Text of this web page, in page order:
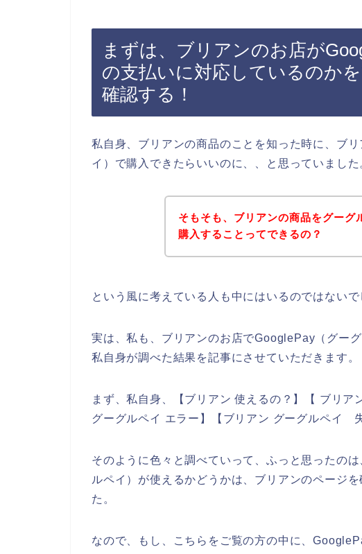
まずは、ブリアンのお店が
の支払いに対応しているのか
確認する！
私自身、ブリアンの商品のことを知った時に、ブ
イ）で購入できたらいいのに、、と思っていました
そもそも、ブリアンの商品をグー
購入することってできるの？
という風に考えている人も中にはいるのではないで
実は、私も、ブリアンのお店でGooglePay（グー
私自身が調べた結果を記事にさせていただきます。
まず、私自身、【ブリアン 使えるの？】【 ブリ
グーグルペイ エラー】【ブリアン グーグルペイ
そのように色々と調べていって、ふっと思ったの
ルペイ）が使えるかどうかは、ブリアンのページ
た。
なので、もし、こちらをご覧の方の中に、